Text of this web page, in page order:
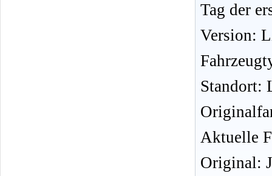
Tag der
Version:
Standort:
Aktuelle
Original: